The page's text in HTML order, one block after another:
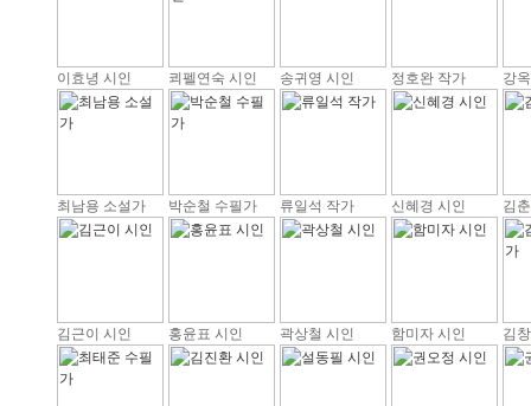
이효녕 시인 쾨펠연숙 시인 송귀영 시인 정호완 작가 강
최남용 소설가 박순철 수필가 류일석 작가 신혜경 시인 김
김근이 시인 홍윤표 시인 곽상철 시인 함미자 시인 김